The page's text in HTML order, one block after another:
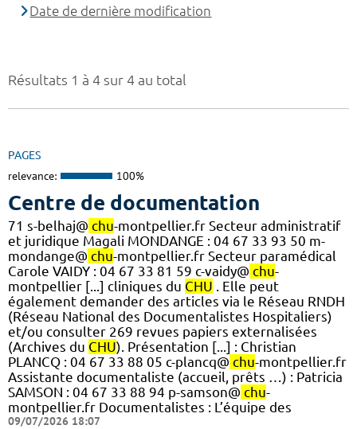
Résultats 1 à 4 sur 4 au total
PAGES
relevance: 100%
Centre de documentation
71 s-belhaj@ chu-montpellier.fr Secteur administratif
et juridique Magali MONDANGE : 04 67 33 93 50 m-
mondange@ chu-montpellier.fr Secteur paramédical
Carole VAIDY : 04 67 33 81 59 c-vaidy@ chu-
montpellier [...] cliniques du CHU . Elle peut
également demander des articles via le Réseau RNDH
(Réseau National des Documentalistes Hospitaliers)
et/ou consulter 269 revues papiers externalisées
(Archives du CHU). Présentation [...] : Christian
PLANCQ : 04 67 33 88 05 c-plancq@ chu-montpellier.fr
Assistante documentaliste (accueil, prêts …) : Patricia
SAMSON : 04 67 33 88 94 p-samson@ chu-
montpellier.fr Documentalistes : L’équipe des
09/07/2026 18:07
Date de dernière modification